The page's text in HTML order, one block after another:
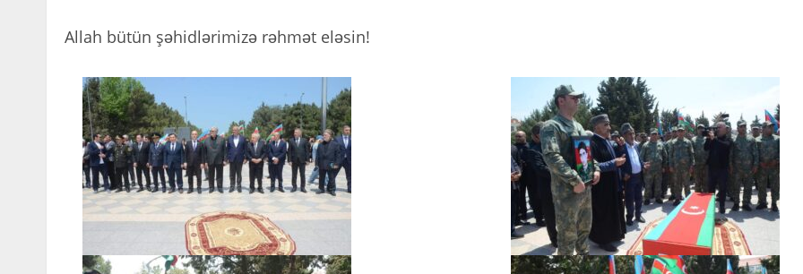
Allah bütün şəhidlərimizə rəhmət eləsin!